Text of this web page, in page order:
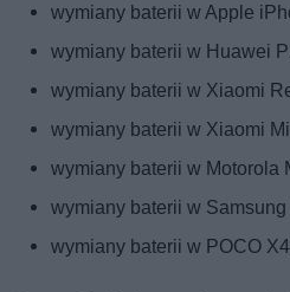
wymiany baterii w Apple
wymiany baterii w Huawei
wymiany baterii w Xiaomi
wymiany baterii w Xiaomi
wymiany baterii w Motorola
wymiany baterii w
wymiany baterii w POCO